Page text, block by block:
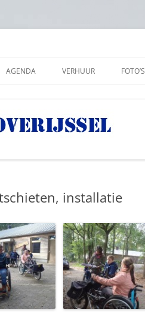
AGENDA VERHUUR FOTO’S
installatie